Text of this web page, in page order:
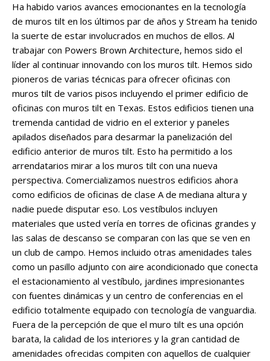
Ha habido varios avances emocionantes en la tecnología
de muros tilt en los últimos par de años y Stream ha tenido
la suerte de estar involucrados en muchos de ellos. Al
trabajar con Powers Brown Architecture, hemos sido el
líder al continuar innovando con los muros tilt. Hemos sido
pioneros de varias técnicas para ofrecer oficinas con
muros tilt de varios pisos incluyendo el primer edificio de
oficinas con muros tilt en Texas. Estos edificios tienen una
tremenda cantidad de vidrio en el exterior y paneles
apilados diseñados para desarmar la panelización del
edificio anterior de muros tilt. Esto ha permitido a los
arrendatarios mirar a los muros tilt con una nueva
perspectiva. Comercializamos nuestros edificios ahora
como edificios de oficinas de clase A de mediana altura y
nadie puede disputar eso. Los vestíbulos incluyen
materiales que usted vería en torres de oficinas grandes y
las salas de descanso se comparan con las que se ven en
un club de campo. Hemos incluido otras amenidades tales
como un pasillo adjunto con aire acondicionado que conecta
el estacionamiento al vestíbulo, jardines impresionantes
con fuentes dinámicas y un centro de conferencias en el
edificio totalmente equipado con tecnología de vanguardia.
Fuera de la percepción de que el muro tilt es una opción
barata, la calidad de los interiores y la gran cantidad de
amenidades ofrecidas compiten con aquellos de cualquier